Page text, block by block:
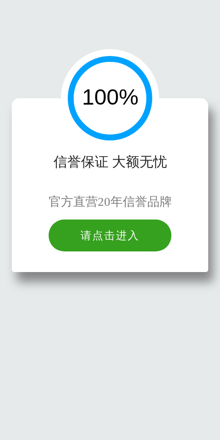
信誉保证 大额无忧
官方直营20年信誉品牌
请点击进入